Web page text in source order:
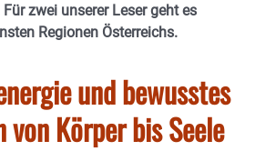
zwei unserer Leser geht es
Regionen Österreichs.
und bewusstes
von Körper bis Seele